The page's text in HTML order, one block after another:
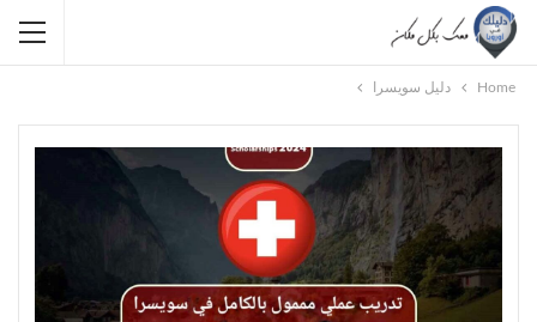
Home دليل سويسرا